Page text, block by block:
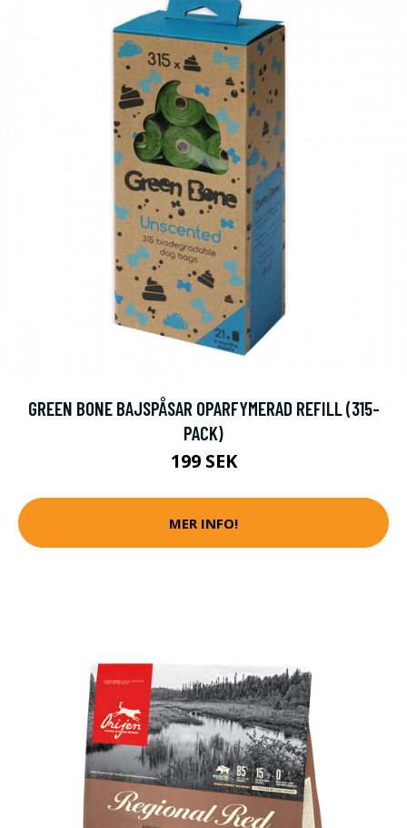
GREEN BONE BAJSPÅSAR OPARFYMERAD REFILL (315-
PACK)
199 SEK
MER INFO!